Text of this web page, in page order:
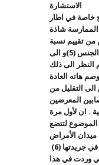
الاستشارة
خاصة في اطار
الممارسة شاذة
من تقييم نسبة
العداوات المتنقلة عبر ممارسة الجنس (5)و الى
النظر الى ذلك
هاته العادة
التقليل من
المعرضين
. ان لأول مرة
الموضوع لتتضع
الأمراض
في جريدتها (6)
وردت في هذا